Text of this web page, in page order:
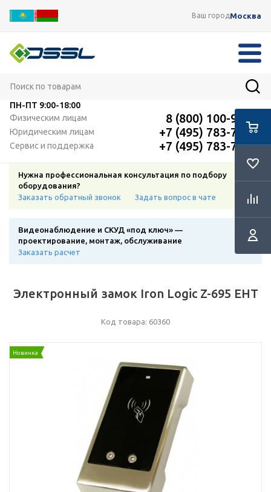
Ваш городМосква
ПН-ПТ 9:00-18:00
Физическим лицам
8 (800) 100-91-12
Юридическим лицам +7 (495) 783-72-87
Сервис и поддержка +7 (495) 783-72-87
Нужна профессиональная консультация по подбору
оборудования?
Заказать обратный звонок
Задать вопрос в чате
Видеонаблюдение и СКУД «под ключ» —
проектирование, монтаж, обслуживание
Заказать расчет
Электронный замок Iron Logic Z-695 EHT
Код товара: 60360
Новинка